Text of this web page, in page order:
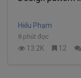
Hiếu Phạm
8 phút đọc
13.2K 12